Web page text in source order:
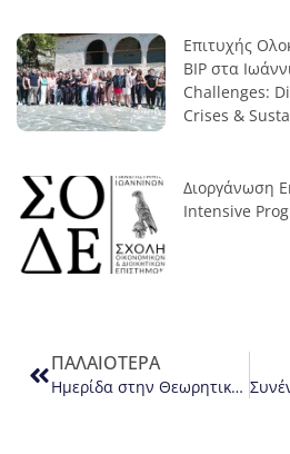
Επιτυχής
BIP στα
Challenges:
Crises &
Διοργάνωση
Intensive
ΠΑΛΑΙΌΤΕΡΑ
Ημερίδα στην Θεωρητική και Εφαρμοσμένη Οικονομετρία